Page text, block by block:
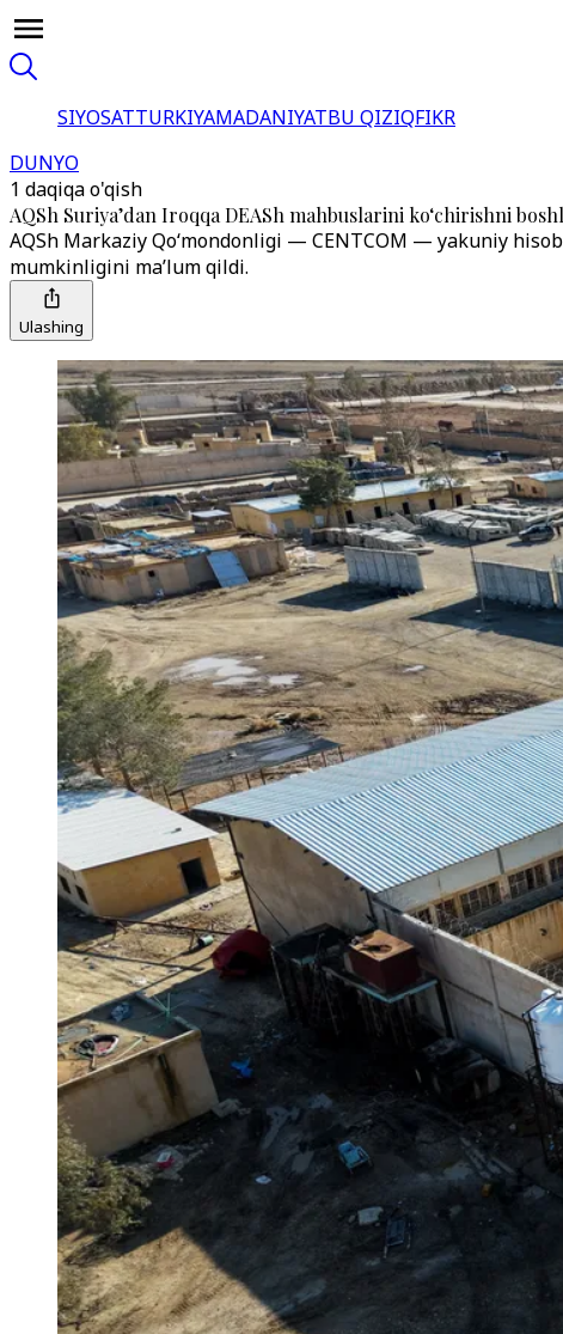
SIYOSATTURKIYAMADANIYATBU QIZIQFIKR
DUNYO
1 daqiqa o'qish
AQSh Suriya’dan Iroqqa DEASh mahbuslarini ko‘chirishni
AQSh Markaziy Qo‘mondonligi — CENTCOM — yakuniy
mumkinligini ma’lum qildi.
Ulashing